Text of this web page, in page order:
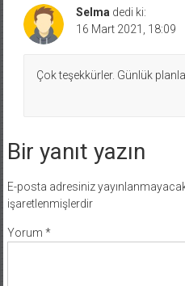
Selma dedi ki:
16 Mart 2021, 18:09
Çok teşekkürler. Günlük
Bir yanıt yazın
E-posta adresiniz
işaretlenmişlerdir
Yorum *